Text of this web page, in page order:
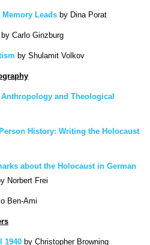
Memory Leads by Dina Porat
by Carlo Ginzburg
by Shulamit Volkov
and Theological
History: Writing the Holocaust
about the Holocaust in German
Norbert Frei
Ben-Ami
1940 by Christopher Browning